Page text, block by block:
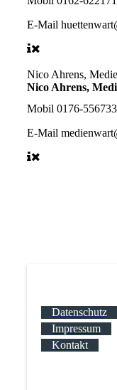
E-Mail
Nico Ahrens,
Nico Ahrens,
Mobil 0176-
E-Mail
Datenschutz
Impressum
Kontakt